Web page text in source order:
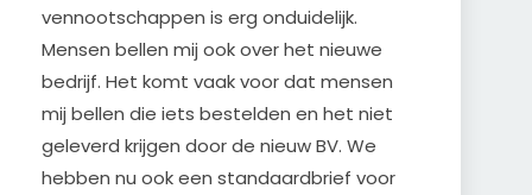
vennootschappen is erg onduidelijk.
Mensen bellen mij ook over het nieuwe
bedrijf. Het komt vaak voor dat mensen
mij bellen die iets bestelden en het niet
geleverd krijgen door de nieuw BV. We
hebben nu ook een standaardbrief voor